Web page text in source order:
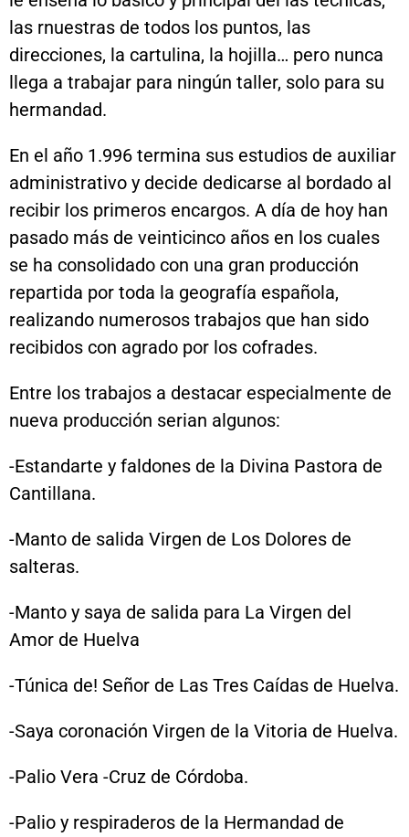
las rnuestras de todos los puntos, las
direcciones, la cartulina, la hojilla… pero nunca
llega a trabajar para ningún taller, solo para su
hermandad.
En el año 1.996 termina sus estudios de auxiliar
administrativo y decide dedicarse al bordado al
recibir los primeros encargos. A día de hoy han
pasado más de veinticinco años en los cuales
se ha consolidado con una gran producción
repartida por toda la geografía española,
realizando numerosos trabajos que han sido
recibidos con agrado por los cofrades.
Entre los trabajos a destacar especialmente de
nueva producción serian algunos:
-Estandarte y faldones de la Divina Pastora de
Cantillana.
-Manto de salida Virgen de Los Dolores de
salteras.
-Manto y saya de salida para La Virgen del
Amor de Huelva
-Túnica de! Señor de Las Tres Caídas de Huelva.
-Saya coronación Virgen de la Vitoria de Huelva.
-Palio Vera -Cruz de Córdoba.
-Palio y respiraderos de la Hermandad de